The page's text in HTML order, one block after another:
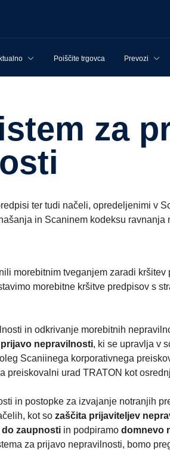
Poiščite trgovca Prevozi
ter tudi načeli, opredeljenimi v
in Scaninem kodeksu
morebitnim tveganjem zaradi
morebitne kršitve predpisov s
in odkrivanje morebitnih
nepravilnosti, ki se upravlja v
Scaniinega korporativnega
preiskovalni urad TRATON kot
in postopke za izvajanje notranjih
kot so zaščita prijaviteljev
zaupnosti in podpiramo domnevo
za prijavo nepravilnosti, bomo